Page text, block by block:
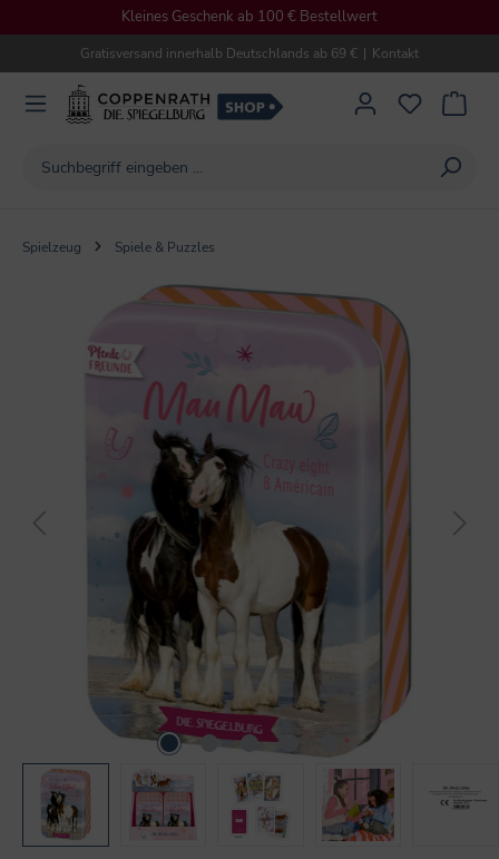
Kleines Geschenk ab 100 € Bestellwert
Gratisversand innerhalb Deutschlands ab 69 € | Kontakt
Spielzeug Spiele & Puzzles
Bildergalerie überspringen